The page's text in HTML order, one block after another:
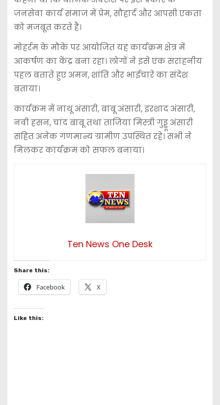
जनसेवा कार्य समाज में प्रेम, सौहार्द और आपसी एकता
को मजबूत करते हैं।
मोहर्रम के मौके पर आयोजित यह कार्यक्रम क्षेत्र में
आकर्षण का केंद्र बना रहा। लोगों ने इसे एक सराहनीय
पहल बताते हुए अमन, शांति और भाईचारे का संदेश
बताया।
कार्यक्रम में नाथू अंसारी, बाबू अंसारी, इरशाद अंसारी,
नवी हसन, चांद बाबू तथा ताजिया मिस्त्री गुड्डू अंसारी
सहित अनेक गणमान्य ग्रामीण उपस्थित रहे। सभी ने
मिलकर कार्यक्रम को सफल बनाया।
Ten News One Desk
Share this:
Facebook X
Like this: